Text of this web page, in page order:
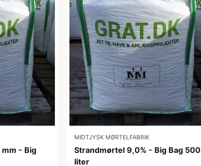
- Big
MIDTJYSK MØRTELFABRIK
Strandmørtel 9,0% - Big Bag 500
liter